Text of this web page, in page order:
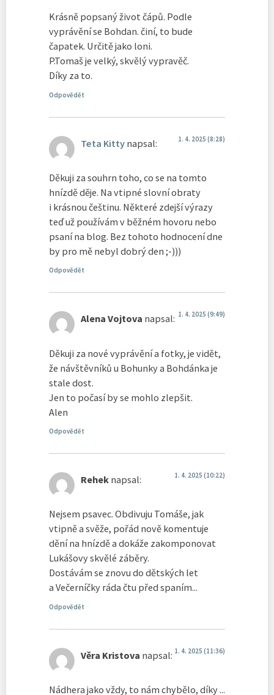
Krásně popsaný život čápů. Podle
vyprávění se Bohdan. činí, to bude
čapatek. Určitě jako loni.
P.Tomaš je velký, skvělý vypravěč.
Díky za to.
Odpovědět
Teta Kitty napsal: 1. 4. 2025 (8:28)
Děkuji za souhrn toho, co se na tomto
hnízdě děje. Na vtipné slovní obraty
i krásnou češtinu. Některé zdejší výrazy
teď už používám v běžném hovoru nebo
psaní na blog. Bez tohoto hodnocení dne
by pro mě nebyl dobrý den ;-)))
Odpovědět
Alena Vojtova napsal: 1. 4. 2025 (9:49)
Děkuji za nové vyprávění a fotky, je vidět,
že návštěvníků u Bohunky a Bohdánka je
stale dost.
Jen to počasí by se mohlo zlepšit.
Alen
Odpovědět
Rehek napsal: 1. 4. 2025 (10:22)
Nejsem psavec. Obdivuju Tomáše, jak
vtipně a svěže, pořád nově komentuje
dění na hnízdě a dokáže zakomponovat
Lukášovy skvělé záběry.
​​Dostávám se znovu do dětských let
a Večerníčky ráda čtu před spaním...
Odpovědět
Věra Kristova napsal: 1. 4. 2025 (11:36)
Nádhera jako vždy, to nám chybělo, díky ...